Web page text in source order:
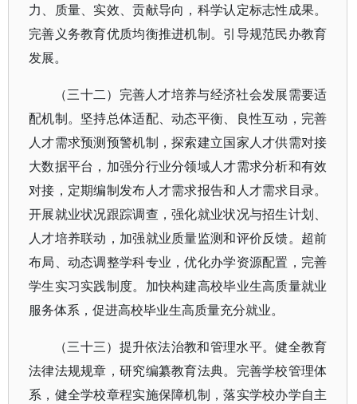
力、质量、实效、贡献导向，科学认定标志性成果。
完善义务教育优质均衡推进机制。引导规范民办教育
发展。
（三十二）完善人才培养与经济社会发展需要适
配机制。坚持总体适配、动态平衡、良性互动，完善
人才需求预测预警机制，探索建立国家人才供需对接
大数据平台，加强分行业分领域人才需求分析和有效
对接，定期编制发布人才需求报告和人才需求目录。
开展就业状况跟踪调查，强化就业状况与招生计划、
人才培养联动，加强就业质量监测和评价反馈。超前
布局、动态调整学科专业，优化办学资源配置，完善
学生实习实践制度。加快构建高校毕业生高质量就业
服务体系，促进高校毕业生高质量充分就业。
（三十三）提升依法治教和管理水平。健全教育
法律法规规章，研究编纂教育法典。完善学校管理体
系，健全学校章程实施保障机制，落实学校办学自主